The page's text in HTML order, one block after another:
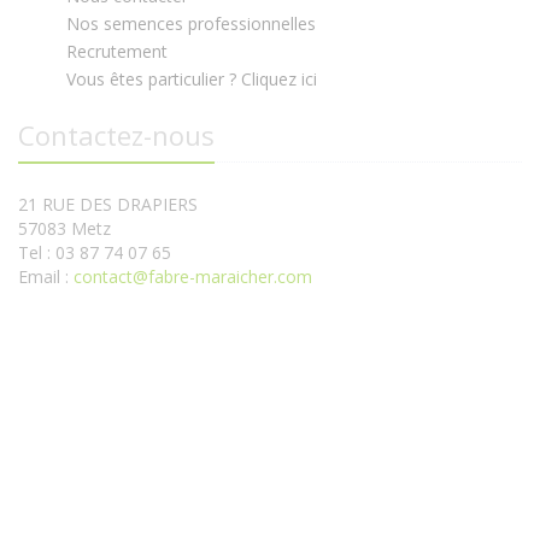
Nos semences professionnelles
Recrutement
Vous êtes particulier ? Cliquez ici
Contactez-nous
21 RUE DES DRAPIERS
57083 Metz
Tel : 03 87 74 07 65
Email : contact@fabre-maraicher.com